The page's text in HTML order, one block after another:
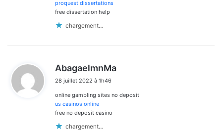
proquest dissertations
free dissertation help
chargement…
AbagaelmnMa
28 juillet 2022 à 1h46
online gambling sites no deposit
us casinos online
free no deposit casino
chargement…